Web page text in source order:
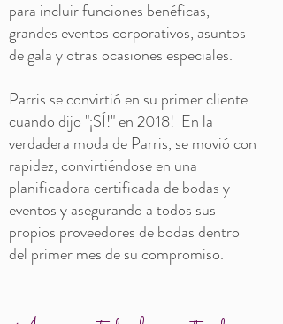
para incluir funciones benéficas,
grandes eventos corporativos, asuntos
de gala y otras ocasiones especiales.
Parris se convirtió en su primer cliente
cuando dijo "¡SÍ!" en 2018! En la
verdadera moda de Parris, se movió con
rapidez, convirtiéndose en una
planificadora certificada de bodas y
eventos y asegurando a todos sus
propios proveedores de bodas dentro
del primer mes de su compromiso.